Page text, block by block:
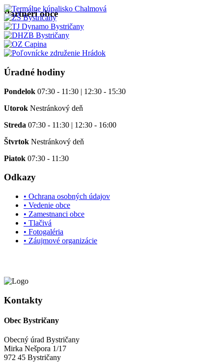
Partneri obce
Úradné hodiny
Pondelok 07:30 - 11:30 | 12:30 - 15:30
Utorok Nestránkový deň
Streda 07:30 - 11:30 | 12:30 - 16:00
Štvrtok Nestránkový deň
Piatok 07:30 - 11:30
Odkazy
• Ochrana osobných údajov
• Vedenie obce
• Zamestnanci obce
• Tlačivá
• Fotogaléria
• Záujmové organizácie
Kontakty
Obec Bystričany
Obecný úrad Bystričany
Mirka Nešpora 1/17
972 45 Bystričany